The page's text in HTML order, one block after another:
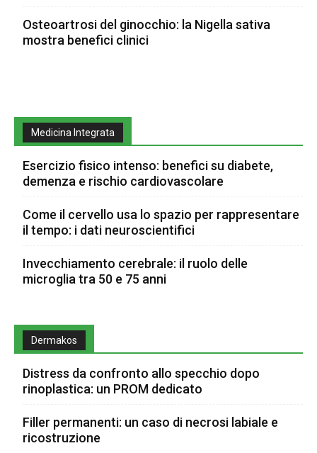
Osteoartrosi del ginocchio: la Nigella sativa
mostra benefici clinici
Medicina Integrata
Esercizio fisico intenso: benefici su diabete,
demenza e rischio cardiovascolare
Come il cervello usa lo spazio per rappresentare
il tempo: i dati neuroscientifici
Invecchiamento cerebrale: il ruolo delle
microglia tra 50 e 75 anni
Dermakos
Distress da confronto allo specchio dopo
rinoplastica: un PROM dedicato
Filler permanenti: un caso di necrosi labiale e
ricostruzione